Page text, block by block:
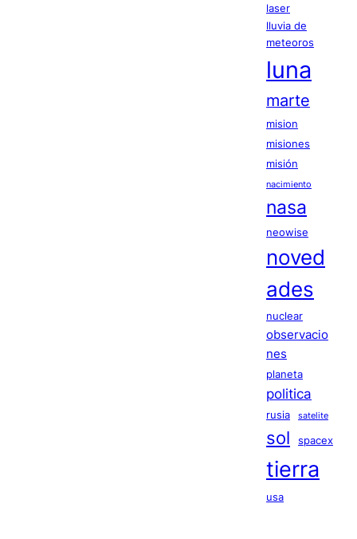
laser
lluvia de
meteoros
luna
marte
mision
misiones
misión
nacimiento
nasa
neowise
noved
ades
nuclear
observacio
nes
planeta
politica
rusia satelite
sol spacex
tierra
usa